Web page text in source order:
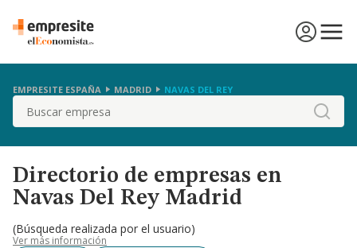
EMPRESITE ESPAÑA MADRID NAVAS DEL REY
Buscar
Directorio de empresas en
Navas Del Rey Madrid
(Búsqueda realizada por el usuario)
Ver más información